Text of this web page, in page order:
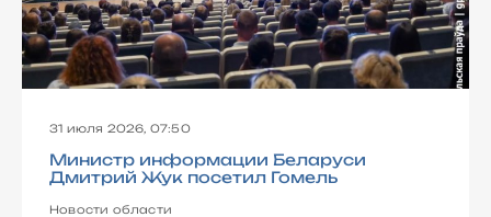
31 июля 2026, 07:50
Министр информации Беларуси
Дмитрий Жук посетил Гомель
Новости области